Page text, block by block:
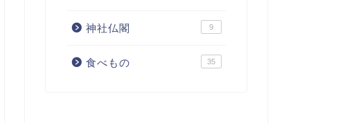
神社仏閣 9
食べもの 35